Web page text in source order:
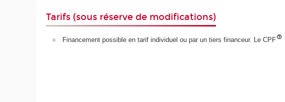
Tarifs (sous réserve de modifications)
Financement possible en tarif individuel ou par un tiers financeur. Le CPF